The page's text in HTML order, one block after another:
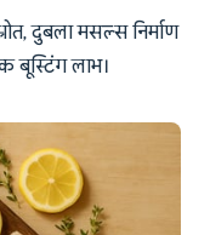
दुबला मसल्स निर्माण
बूस्टिंग लाभ।